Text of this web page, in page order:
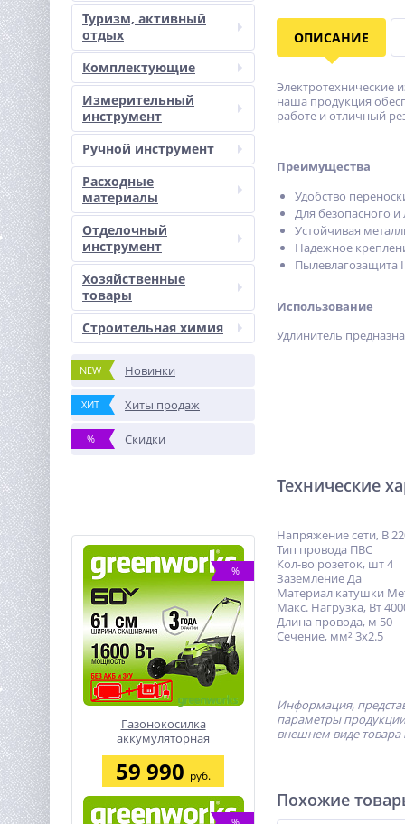
Туризм, активный
отдых
Комплектующие
Измерительный
инструмент
Ручной инструмент
Расходные
материалы
Отделочный
инструмент
Хозяйственные
товары
Строительная химия
NEW Новинки
ХИТ Хиты продаж
% Скидки
%
Газонокосилка
аккумуляторная
Greenworks GD60LM61, 60V,
61 см, самоходная,
бесщеточная, без АКБ и ЗУ
59 990 руб.
ОПИСАНИЕ
Электротехнические
наша продукция
работе и отличный
Преимущества
Удобство
Для безопасного
Устойчивая
Надежное
Пылевлагозащита
Использование
Удлинитель
Технические
Напряжение сети, В
Тип провода ПВС
Кол-во розеток, шт 4
Заземление Да
Материал катушки
Макс. Нагрузка, Вт
Длина провода, м 50
Сечение, мм² 3х2.5
Информация,
параметры
внешнем виде товара
Похожие